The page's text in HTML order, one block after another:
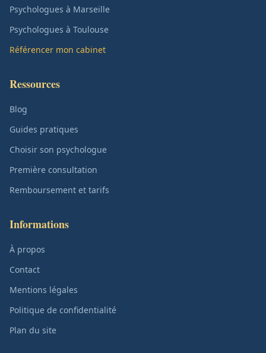
Psychologues à Marseille
Psychologues à Toulouse
Référencer mon cabinet
Ressources
Blog
Guides pratiques
Choisir son psychologue
Première consultation
Remboursement et tarifs
Informations
À propos
Contact
Mentions légales
Politique de confidentialité
Plan du site